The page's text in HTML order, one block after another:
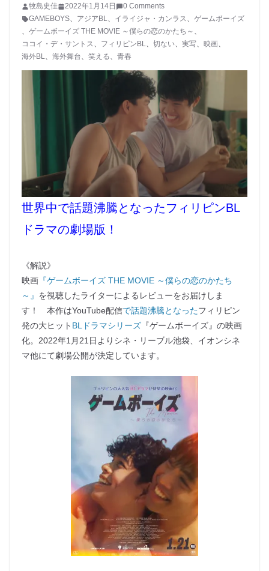
牧島史佳 2022年1月14日
0 Comments
GAMEBOYS、 アジアBL、 イライジャ・カンラス、 ゲームボーイズ
、 ゲームボーイズ THE MOVIE ～僕らの恋のかたち～ 、
ココイ・デ・サントス、 フィリピンBL、 切ない、 実写、 映画、
海外BL、 海外舞台、 笑える、 青春
世界中で話題沸騰となったフィリピンBL
ドラマの劇場版！
《解説》
映画 『ゲームボーイズ THE MOVIE ～僕らの恋のかたち
～』 を視聴したライターによるレビューをお届けしま
す！ 本作はYouTube配信で話題沸騰となったフィリピン
発の大ヒット BLドラマシリーズ 『ゲームボーイズ』の映画
化。2022年1月21日よりシネ・リーブル池袋、イオンシネ
マ他にて劇場公開が決定しています。